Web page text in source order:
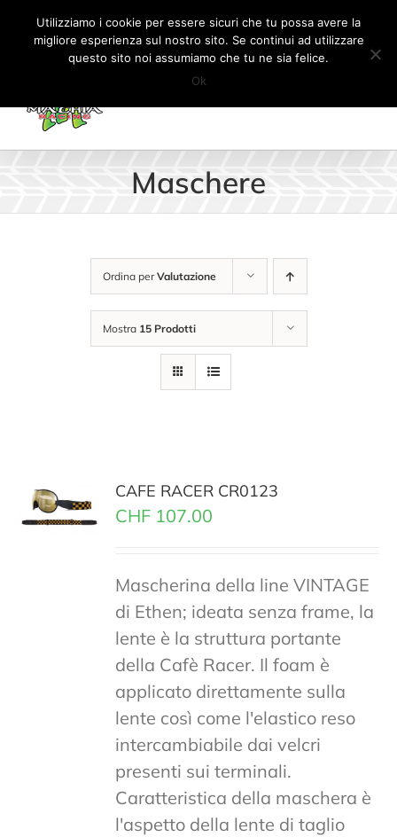
Salta
contenuto
Il mio account CARRELLO
Maschere
Ordina perValutazione
Mostra 15 Prodotti
CAFE RACER CR0123
CHF 107.00
Mascherina della line VINTAGE
di Ethen; ideata senza frame, la
lente è la struttura portante
della Cafè Racer. Il foam è
applicato direttamente sulla
lente così come l'elastico reso
intercambiabile dai velcri
presenti sui terminali.
Caratteristica della maschera è
l'aspetto della lente di taglio
Utilizziamo i cookie per essere sicuri che tu possa avere la
migliore esperienza sul nostro sito. Se continui ad utilizzare
questo sito noi assumiamo che tu ne sia felice.
Ok